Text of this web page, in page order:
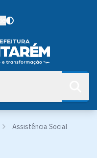
Assistência Social